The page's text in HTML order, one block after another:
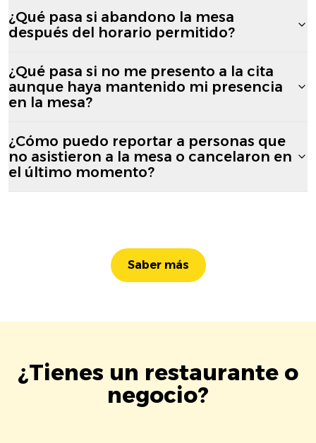
¿Qué pasa si abandono la mesa
después del horario permitido?
¿Qué pasa si no me presento a la cita
aunque haya mantenido mi presencia
en la mesa?
¿Cómo puedo reportar a personas que
no asistieron a la mesa o cancelaron en
el último momento?
Saber más
¿Tienes un restaurante o
negocio?